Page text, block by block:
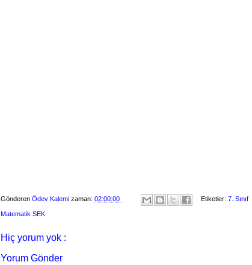
Gönderen Ödev Kalemi zaman: 02:00:00 Etiketler: 7. Sınıf
Matematik SEK
Hiç yorum yok :
Yorum Gönder